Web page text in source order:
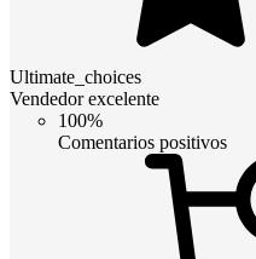
Ultimate_choices
Vendedor excelente
100%
Comentarios positivos